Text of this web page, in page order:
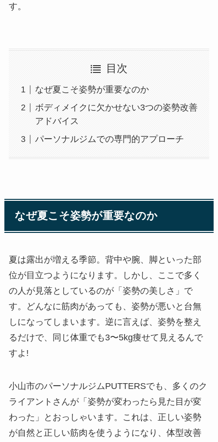
す。
目次
なぜ夏こそ姿勢が重要なのか
ボディメイクに欠かせない3つの姿勢改善
アドバイス
パーソナルジムでの専門的アプローチ
なぜ夏こそ姿勢が重要なのか
夏は露出が増える季節。背中や腕、脚といった部
位が目立つようになります。しかし、ここで多く
の人が見落としているのが「姿勢の美しさ」で
す。どんなに筋肉があっても、姿勢が悪いと台無
しになってしまいます。逆に言えば、姿勢を整え
るだけで、同じ体重でも3〜5kg痩せて見えるんで
すよ!
小山市のパーソナルジムPUTTERSでも、多くのク
ライアントさんが「姿勢が変わったら見た目が変
わった」とおっしゃいます。これは、正しい姿勢
が自然と正しい筋肉を使うようになり、体型改善